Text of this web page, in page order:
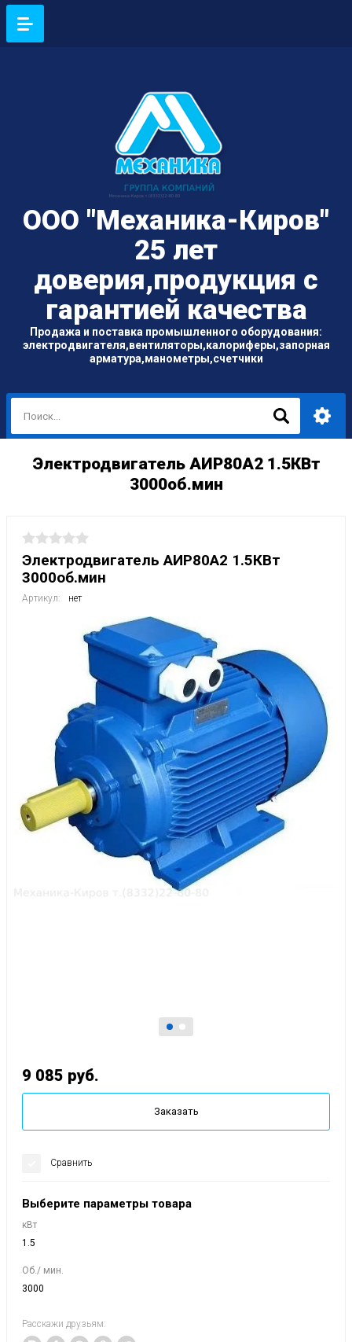
ООО "Механика-Киров"
25 лет
доверия,продукция с
гарантией качества
Продажа и поставка промышленного оборудования:
электродвигателя,вентиляторы,калориферы,запорная
арматура,манометры,счетчики
Электродвигатель АИР80А2 1.5КВт
3000об.мин
Электродвигатель АИР80А2 1.5КВт
3000об.мин
Артикул: нет
9 085 руб.
Заказать
Сравнить
Выберите параметры товара
кВт
1.5
Об./ мин.
3000
Расскажи друзьям: